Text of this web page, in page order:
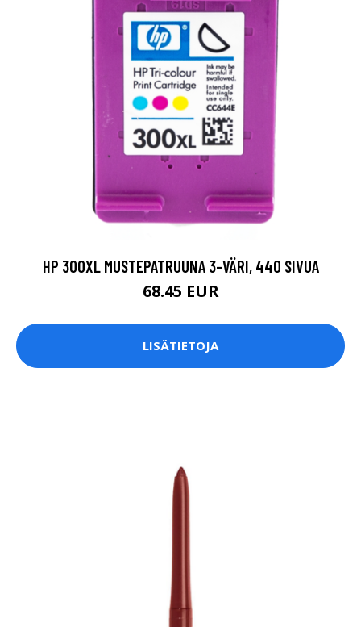
HP 300XL MUSTEPATRUUNA 3-VÄRI, 440 SIVUA
68.45 EUR
LISÄTIETOJA